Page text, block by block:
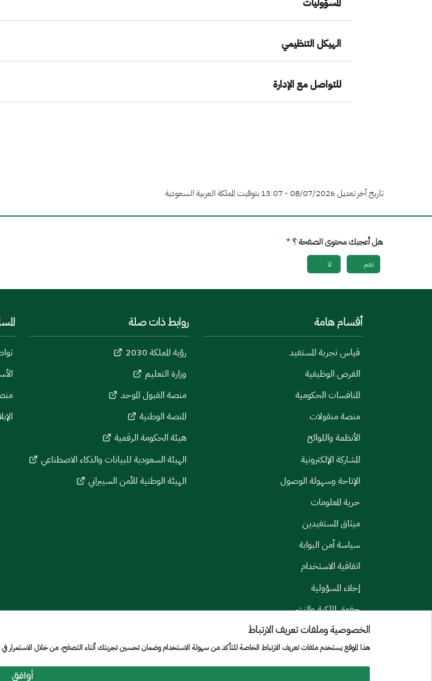
المسؤوليات
الهيكل التنظيمي
للتواصل مع الإدارة
تاريخ آخر تعديل 08/07/2026 - 13:07 بتوقيت المملكة العربية السعودية
هل أعجبك محتوى الصفحة ؟
نعم لا
أقسام هامة
قياس تجربة المستفيد
الفرص الوظيفية
المنافسات الحكومية
منصة منقولات
الأنظمة واللوائح
المشاركة الإلكترونية
الإتاحة وسهولة الوصول
حرية المعلومات
ميثاق المستفيدين
سياسة أمن البوابة
اتفاقية الاستخدام
إخلاء المسؤولية
حقوق الملكية والنشر
روابط ذات صلة
رؤية المملكة 2030
وزارة التعليم
منصة القبول الموحد
المنصة الوطنية
هيئة الحكومة الرقمية
الهيئة السعودية للبيانات والذكاء الاصطناعي
الهيئة الوطنية للأمن السيبراني
Menu Copyright
الشروط والأحكامسياسة الخصوصية الموقع الجغرافي خريطة الموقع
جميع الحقوق محفوظة لجامعة الأمير سطام بن عبد العزيز © 2026
الخصوصية وملفات تعريف الارتباط
هذا الموقع يستخدم ملفات تعريف الارتباط الخاصة للتأكد من سهولة الاستخدام وضمان تحسين تجربتك أثناء التصفح، من خلال الاستمرار
أوافق